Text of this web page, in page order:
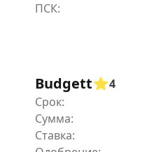
Budgett
4
Срок:
Сумма:
Ставка: